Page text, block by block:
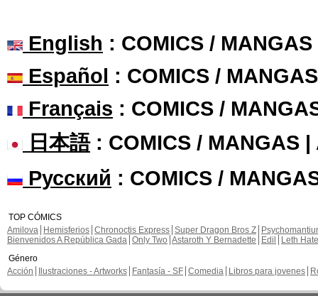
English : COMICS /
Español : COMICS /
Français : COMICS /
日本語: COMICS / MANGAS |
Русский : COMICS /
TOP CÓMICS
Amilova
Hemisferios Chronoctis Express Super Dragon Bros Z
Bienvenidos A República Gada Only Two Astaroth Y Bernadette Edil
Leth Hate
Género
Acción
Ilustraciones - Artworks Fantasía - SF Comedia Libros para jovenes